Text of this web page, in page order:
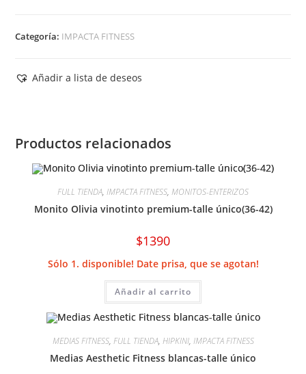
Categoría: IMPACTA FITNESS
Añadir a lista de deseos
Productos relacionados
FULL TIENDA, IMPACTA FITNESS, MONITOS-ENTERIZOS
Monito Olivia vinotinto premium-talle único(36-42)
$1390
Sólo 1. disponible! Date prisa, que se agotan!
Añadir al carrito
MEDIAS FITNESS, FULL TIENDA, HIPKINI, IMPACTA FITNESS
Medias Aesthetic Fitness blancas-talle único